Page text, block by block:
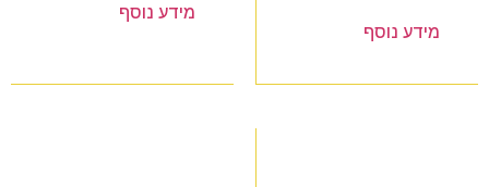
מידע נוסף
מידע נוסף